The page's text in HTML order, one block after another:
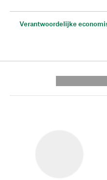
Verantwoordelijke